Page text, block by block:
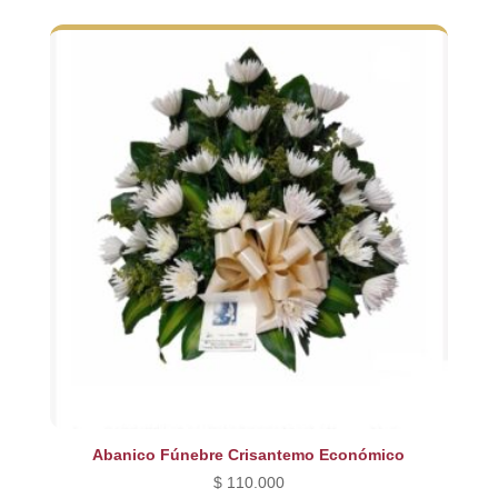
$ 240.000.
Abanico Fúnebre Crisantemo Económico
$110.000